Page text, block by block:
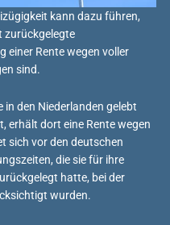
kann dazu führen,
zurückgelegte
einer Rente wegen voller
sind.
in den Niederlanden gelebt
erhält dort eine Rente wegen
sich vor den deutschen
die sie für ihre
hatte, bei der
wurden.